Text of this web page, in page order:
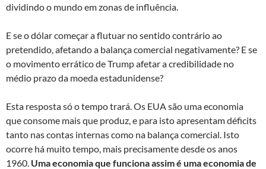
dividindo o mundo em zonas de influência.
E se o dólar começar a flutuar no sentido contrário ao
pretendido, afetando a balança comercial negativamente? E se
o movimento errático de Trump afetar a credibilidade no
médio prazo da moeda estadunidense?
Esta resposta só o tempo trará. Os EUA são uma economia
que consome mais que produz, e para isto apresentam déficits
tanto nas contas internas como na balança comercial. Isto
ocorre há muito tempo, mais precisamente desde os anos
1960. Uma economia que funciona assim é uma economia de